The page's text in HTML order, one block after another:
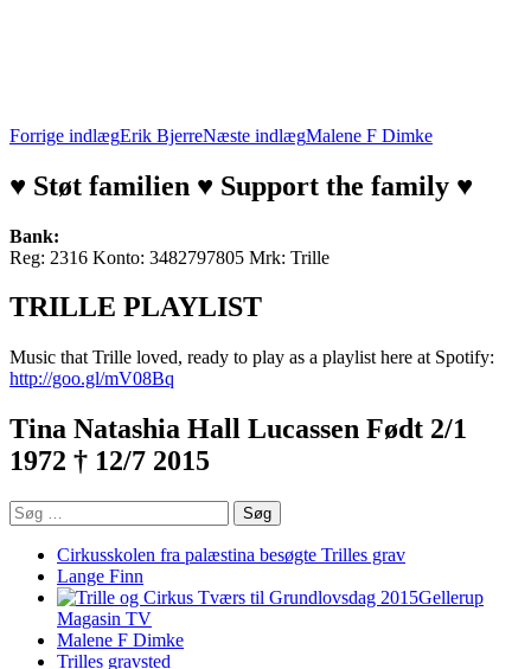
Indlægsnavigation
Forrige indlægErik BjerreNæste indlægMalene F Dimke
♥ Støt familien ♥ Support the family ♥
Bank:
Reg: 2316 Konto: 3482797805 Mrk: Trille
TRILLE PLAYLIST
Music that Trille loved, ready to play as a playlist here at Spotify:
http://goo.gl/mV08Bq
Tina Natashia Hall Lucassen Født 2/1
1972 † 12/7 2015
Søg
efter:
Cirkusskolen fra palæstina besøgte Trilles grav
Lange Finn
Gellerup
Magasin TV
Malene F Dimke
Trilles gravsted